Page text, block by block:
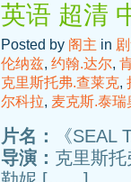
英语 超清
Posted by 阁主 in
伦纳兹, 约翰.达尔,
克里斯托弗.查莱克,
尔科拉, 麦克斯.泰瑞
片名：
《SEAL
导演： 克里斯